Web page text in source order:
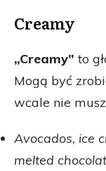
Creamy
„Creamy” to
Mogą być
wcale nie
Avocados, ice
melted